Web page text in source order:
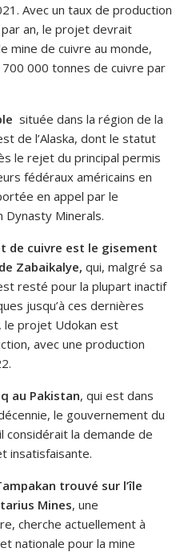
Avec un taux de production
an, le projet devrait
mine de cuivre au monde,
000 tonnes de cuivre par
située dans la région de la
de l’Alaska, dont le statut
le rejet du principal permis
fédéraux américains en
en appel par le
Minerals.
de cuivre est le gisement
Zabaikalye, qui, malgré sa
resté pour la plupart inactif
jusqu’à ces dernières
le projet Udokan est
avec une production
au Pakistan, qui est dans
le gouvernement du
considérait la demande de
insatisfaisante.
trouvé sur l’île
Mines, une
cherche actuellement à
nationale pour la mine